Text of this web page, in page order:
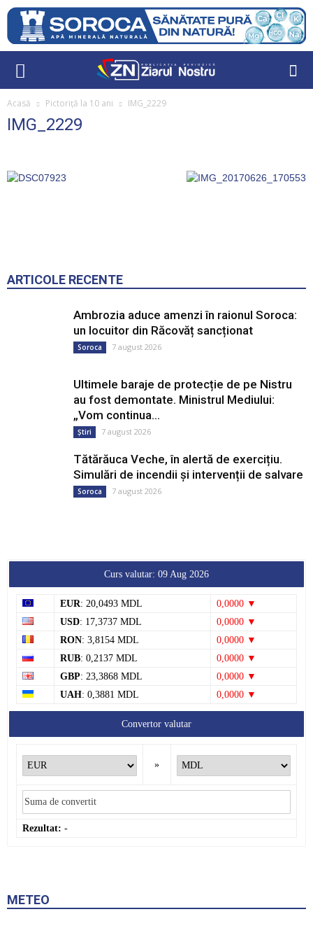
Acasă Pictoriță la 10 ani IMG_2229
IMG_2229
ARTICOLE RECENTE
Ambrozia aduce amenzi în raionul Soroca:
un locuitor din Răcovăț sancționat
Soroca 7 august 2026
Ultimele baraje de protecție de pe Nistru
au fost demontate. Ministrul Mediului:
„Vom continua...
Știri 7 august 2026
Tătărăuca Veche, în alertă de exercițiu.
Simulări de incendii și intervenții de salvare
Soroca 7 august 2026
Curs valutar: 09 Aug 2026
EUR: 20,0493 MDL
0,0000 ▼
USD: 17,3737 MDL
0,0000 ▼
RON: 3,8154 MDL
0,0000 ▼
RUB: 0,2137 MDL
0,0000 ▼
GBP: 23,3868 MDL
0,0000 ▼
UAH: 0,3881 MDL 0,0000 ▼
Convertor valutar
»
Rezultat: -
METEO